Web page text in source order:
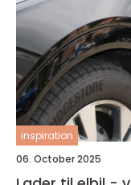
inspiration
06. October 2025